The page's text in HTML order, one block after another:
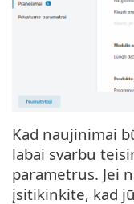
Kad naujinimai
labai svarbu
parametrus. Jei
įsitikinkite, kad